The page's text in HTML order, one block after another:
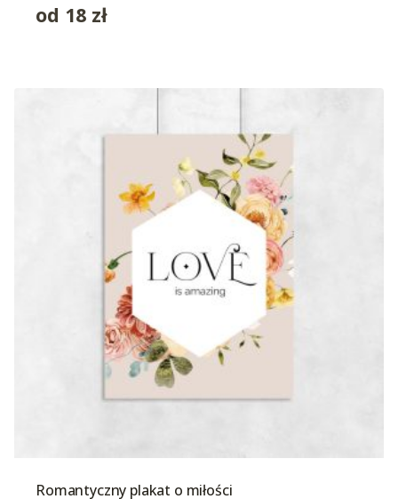
od 18 zł
Romantyczny plakat o miłości